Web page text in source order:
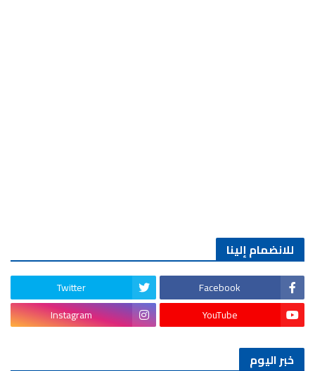
للانضمام إلينا
Facebook
Twitter
YouTube
Instagram
خبر اليوم